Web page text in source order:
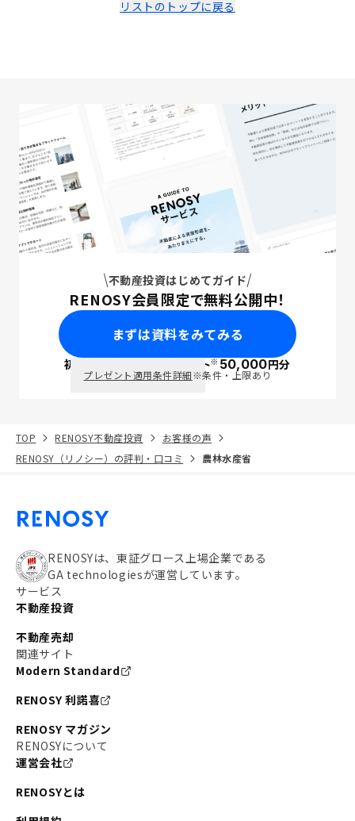
問したりもしやすかった。 とてもリスポンスが早く助かリストのトップに戻る
不動産投資はじめてガイド
RENOSY会員限定で無料公開中！
まずは資料をみてみる
初回面談で ポイント※50,000円分
プレゼント適用条件詳細※条件・上限あり
TOP RENOSY不動産投資
お客様の声
RENOSY（リノシー）の評判・口コミ
農林水産省
RENOSYは、東証グロース上場企業である
GA technologiesが運営しています。
サービス
不動産投資
不動産売却
関連サイト
Modern Standard
RENOSY 利諾喜
RENOSY マガジン
RENOSYについて
運営会社
RENOSYとは